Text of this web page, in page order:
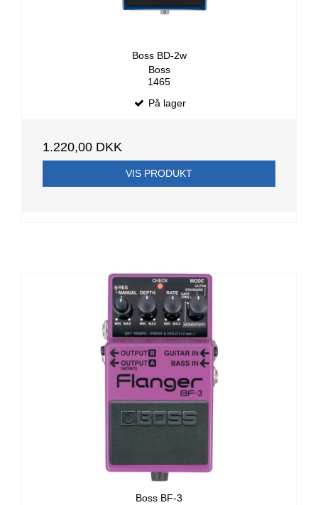
Boss BD-2w
Boss
1465
På lager
1.220,00 DKK
VIS PRODUKT
Boss BF-3